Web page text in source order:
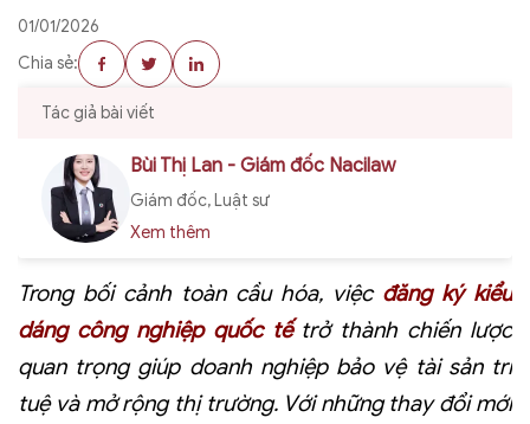
01/01/2026
Chia sẻ:
Tác giả bài viết
Bùi Thị Lan - Giám đốc Nacilaw
Giám đốc, Luật sư
Xem thêm
Trong bối cảnh toàn cầu hóa, việc đăng ký kiểu
dáng công nghiệp quốc tếtrở thành chiến lược
quan trọng giúp doanh nghiệp bảo vệ tài sản trí
tuệ và mở rộng thị trường. Với những thay đổi mới